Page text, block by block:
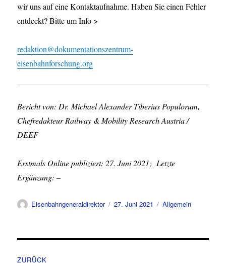
wir uns auf eine Kontaktaufnahme. Haben Sie einen Fehler
entdeckt? Bitte um Info >
redaktion@dokumentationszentrum-
eisenbahnforschung.org
Bericht von: Dr. Michael Alexander Tiberius Populorum,
Chefredakteur Railway & Mobility Research Austria /
DEEF
Erstmals Online publiziert: 27. Juni 2021; Letzte
Ergänzung: –
Autor
Eisenbahngeneraldirektor
Veröffentlicht
27. Juni 2021 Kategorien
Allgemein
ZURÜCK